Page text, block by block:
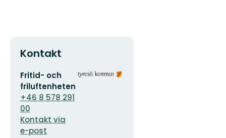
Kontakt
E-
postadress
Fritid- och
friluftenheten
+46 8 578 291
00
Kontakt via
e-post
Organisationens